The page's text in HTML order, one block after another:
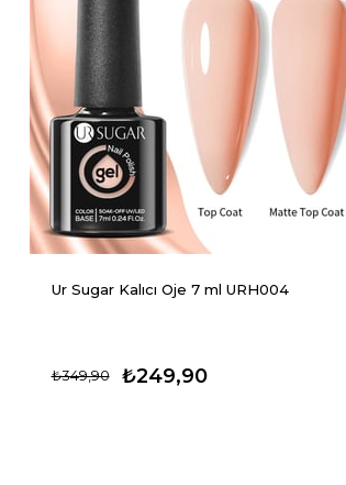
Ur Sugar Kalıcı Oje 7 ml URH004
₺249,90
₺349,90